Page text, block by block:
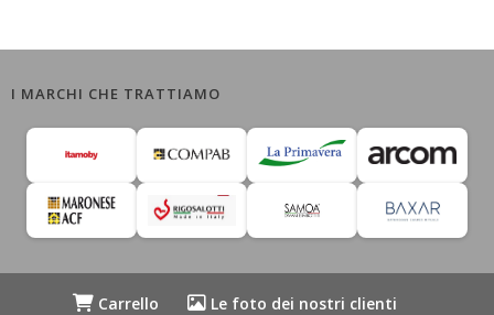
I MARCHI CHE TRATTIAMO
Carrello
Le foto dei nostri clienti